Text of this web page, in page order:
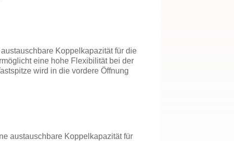
Koppelkapazität für die
eine hohe Flexibilität bei der
wird in die vordere Öffnung
austauschbare Koppelkapazität für